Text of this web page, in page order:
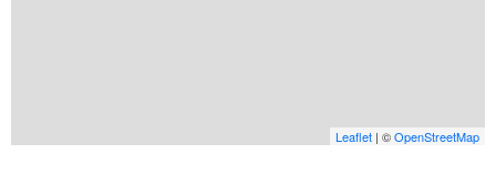
Leaflet | ©OpenStreetMap